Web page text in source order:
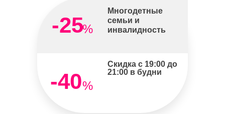
-25%
-40%
Многодетные
семьи и
инвалидность
Скидка с 19:00 до
21:00 в будни